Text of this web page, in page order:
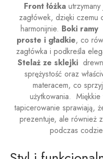
Front łóżkautrzymany
zagłówek, dzięki czemu
harmonijnie. Boki ramy
proste i gładkie, co
zagłówka i podkreśla
Stelaż ze sklejki
sprężystość oraz
materacem, co
użytkowania. Miękkie
tapicerowanie sprawiają,
prezentuje, ale również
podczas